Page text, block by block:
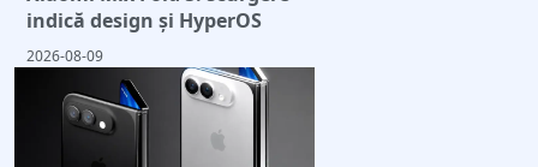
indică design și HyperOS
2026-08-09